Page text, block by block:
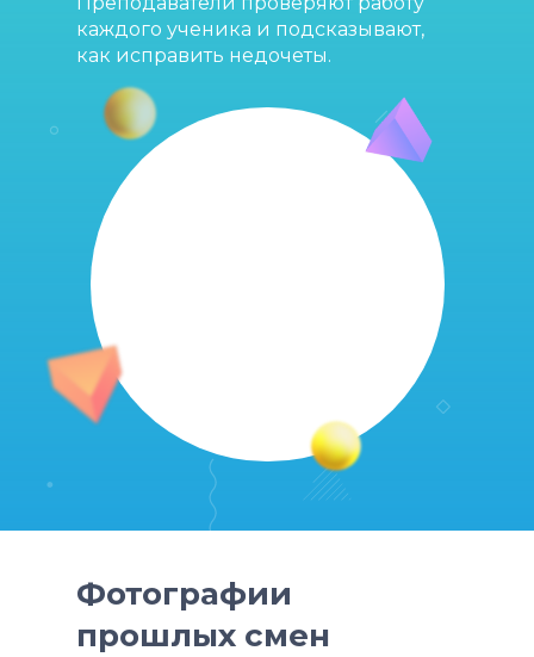
каждого ученика и подсказывают,
как исправить недочеты.
Фотографии
прошлых смен